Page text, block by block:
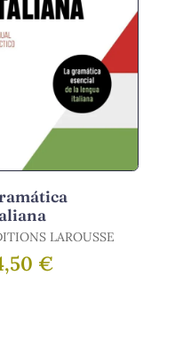
LAROUSSE
€